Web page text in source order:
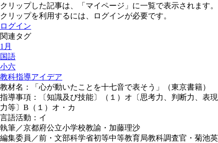
クリップした記事は、「マイページ」に一覧で表示されます。
クリップを利用するには、ログインが必要です。
ログイン
関連タグ
1月
国語
小六
教科指導アイデア
教材名：「心が動いたことを十七音で表そう」（東京書籍）
指導事項：〔知識及び技能〕（１）オ〔思考力、判断力、表現
力等〕B（１）オ・カ
言語活動：イ
執筆／京都府公立小学校教諭・加藤理沙
編集委員／前・文部科学省初等中等教育局教科調査官・菊池英